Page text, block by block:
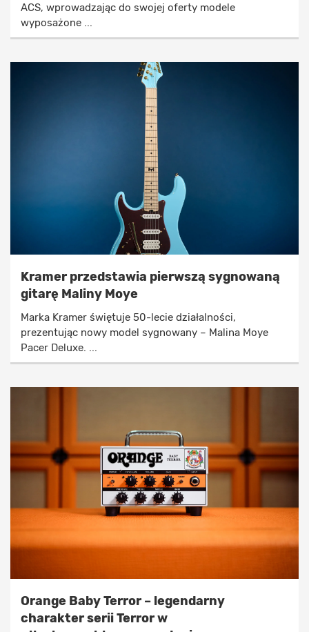
ACS, wprowadzając do swojej oferty modele
wyposażone ...
Kramer przedstawia pierwszą sygnowaną
gitarę Maliny Moye
Marka Kramer świętuje 50-lecie działalności,
prezentując nowy model sygnowany – Malina Moye
Pacer Deluxe. ...
Orange Baby Terror – legendarny
charakter serii Terror w